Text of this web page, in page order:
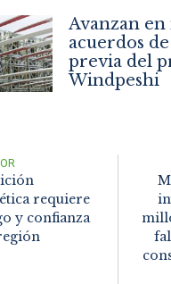
Avanzan en
acuerdos
previa del
Windpeshi
requiere
y confianza